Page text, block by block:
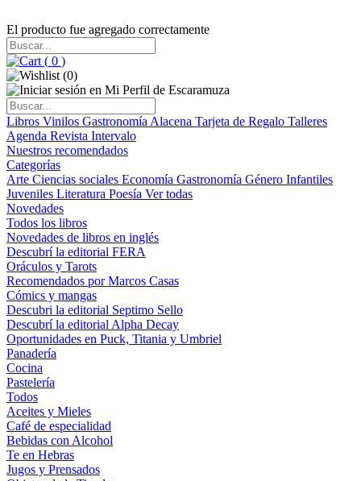
El producto fue agregado correctamente
( 0 )
(0)
Libros Vinilos Gastronomía Alacena Tarjeta de Regalo Talleres
Agenda Revista Intervalo
Nuestros recomendados
Categorías
Arte Ciencias sociales Economía Gastronomía Género Infantiles
Juveniles Literatura Poesía Ver todas
Novedades
Todos los libros
Novedades de libros en inglés
Descubrí la editorial FERA
Oráculos y Tarots
Recomendados por Marcos Casas
Cómics y mangas
Descubri la editorial Septimo Sello
Descubrí la editorial Alpha Decay
Oportunidades en Puck, Titania y Umbriel
Panadería
Cocina
Pastelería
Todos
Aceites y Mieles
Café de especialidad
Bebidas con Alcohol
Te en Hebras
Jugos y Prensados